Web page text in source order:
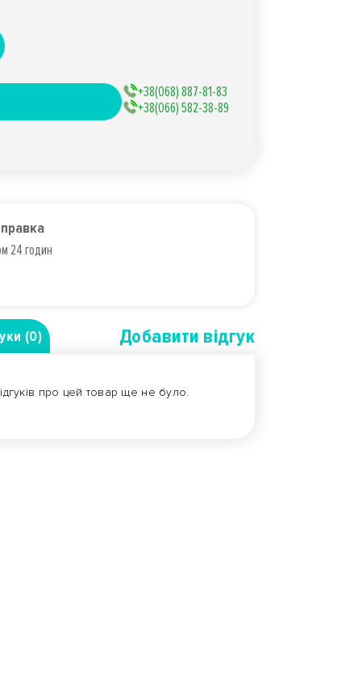
+38(068) 887-81-83
+38(066) 582-38-89
24 годин
(0) Добавити вiдгук
про цей товар ще не було.